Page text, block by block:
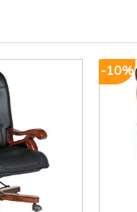
-10%